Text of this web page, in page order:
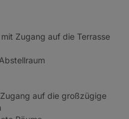
Zugang auf die Terrasse
auf die großzügige